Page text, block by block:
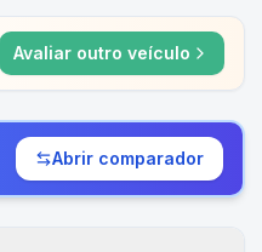
Avaliar outro veículo
Abrir comparador